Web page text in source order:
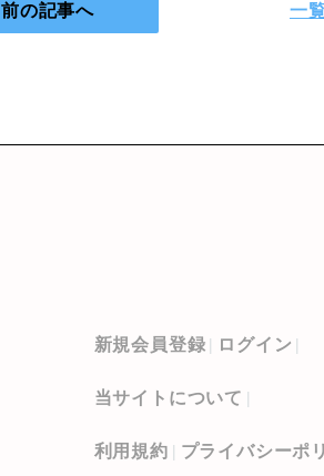
前の記事へ 一
新規会員登録 ログイン
当サイトについて
利用規約 プライバシーポ